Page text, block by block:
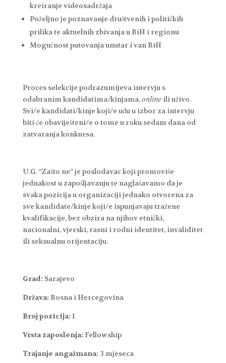
kreiranje videosadržaja
Poželjno je poznavanje društvenih i političkih
prilika te aktuelnih zbivanja u BiH i regionu
Mogućnost putovanja unutar i van BiH
Proces selekcije podrazumijeva intervju s
odabranim kandidatima/kinjama,onlineili uživo.
Svi/e kandidati/kinje koji/e uđu u izbor za intervju
biti će obaviješteni/e o tome u roku sedam dana od
zatvaranja konkursa.
U.G. “Zašto ne” je poslodavac koji promoviše
jednakost u zapošljavanju te naglašavamo da je
svaka pozicija u organizaciji jednako otvorena za
sve kandidate/kinje koji/e ispunjavaju tražene
kvalifikacije, bez obzira na njihov etnički,
nacionalni, vjerski, rasni i rodni identitet, invaliditet
ili seksualnu orijentaciju.
Grad: Sarajevo
Država: Bosna i Hercegovina
Broj pozicija: 1
Vrsta zaposlenja: Fellowship
Trajanje angažmana: 3 mjeseca